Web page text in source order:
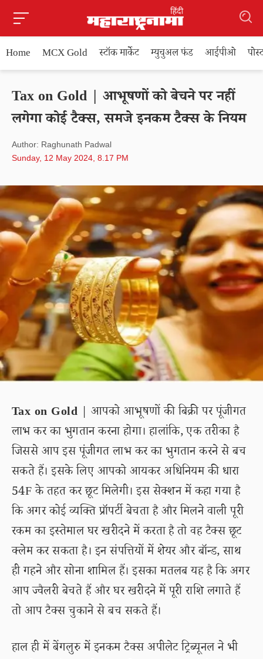
Home MCX Gold स्टॉक मार्केट म्युचुअल फंड आईपीओ
Tax on Gold | आभूषणों को बेचने पर नहीं
लगेगा कोई टैक्स, समजे इनकम टैक्स के नियम
Author: Raghunath Padwal
Sunday, 12 May 2024, 8.17 PM
Tax on Gold | आपको आभूषणों की बिक्री पर पूंजीगत
लाभ कर का भुगतान करना होगा। हालांकि, एक तरीका है
जिससे आप इस पूंजीगत लाभ कर का भुगतान करने से बच
सकते हैं। इसके लिए आपको आयकर अधिनियम की धारा
54F के तहत कर छूट मिलेगी। इस सेक्शन में कहा गया है
कि अगर कोई व्यक्ति प्रॉपर्टी बेचता है और मिलने वाली पूरी
रकम का इस्तेमाल घर खरीदने में करता है तो वह टैक्स छूट
क्लेम कर सकता है। इन संपत्तियों में शेयर और बॉन्ड, साथ
ही गहने और सोना शामिल हैं। इसका मतलब यह है कि अगर
आप ज्वैलरी बेचते हैं और घर खरीदने में पूरी राशि लगाते हैं
तो आप टैक्स चुकाने से बच सकते हैं।
हाल ही में बेंगलुरु में इनकम टैक्स अपीलेट ट्रिब्यूनल ने भी